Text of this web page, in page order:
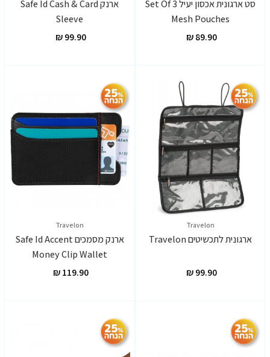
סט ארגונית אכסון יעיל Set Of 3
Mesh Pouches
‏89.90 ₪
ארנק Safe Id Cash & Card
Sleeve
Travelon
ארגונית לתכשיטים Travelon
‏99.90 ₪
Travelon
ארנק מסמכים Safe Id Accent
Money Clip Wallet